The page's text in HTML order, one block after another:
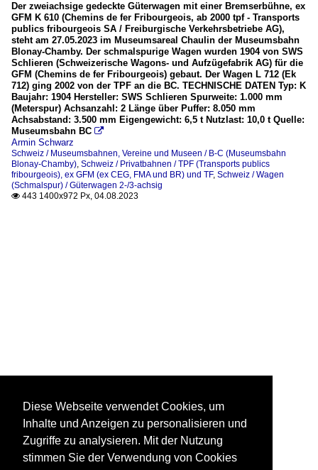
Der zweiachsige gedeckte Güterwagen mit einer Bremserbühne, ex
GFM K 610 (Chemins de fer Fribourgeois, ab 2000 tpf - Transports
publics fribourgeois SA / Freiburgische Verkehrsbetriebe AG),
steht am 27.05.2023 im Museumsareal Chaulin der Museumsbahn
Blonay-Chamby. Der schmalspurige Wagen wurden 1904 von SWS
Schlieren (Schweizerische Wagons- und Aufzügefabrik AG) für die
GFM (Chemins de fer Fribourgeois) gebaut. Der Wagen L 712 (Ek
712) ging 2002 von der TPF an die BC. TECHNISCHE DATEN Typ: K
Baujahr: 1904 Hersteller: SWS Schlieren Spurweite: 1.000 mm
(Meterspur) Achsanzahl: 2 Länge über Puffer: 8.050 mm
Achsabstand: 3.500 mm Eigengewicht: 6,5 t Nutzlast: 10,0 t Quelle:
Museumsbahn BC 
Armin Schwarz
Schweiz / Museumsbahnen, Vereine und Museen / B-C (Museumsbahn
Blonay-Chamby), Schweiz / Privatbahnen / TPF (Transports publics
fribourgeois), ex GFM (ex CEG, FMA und BR) und TF, Schweiz / Wagen
(Schmalspur) / Güterwagen 2-/3-achsig
 443 1400x972 Px, 04.08.2023
Diese Webseite verwendet Cookies, um
Inhalte und Anzeigen zu personalisieren und
Zugriffe zu analysieren. Mit der Nutzung
stimmen Sie der Verwendung von Cookies